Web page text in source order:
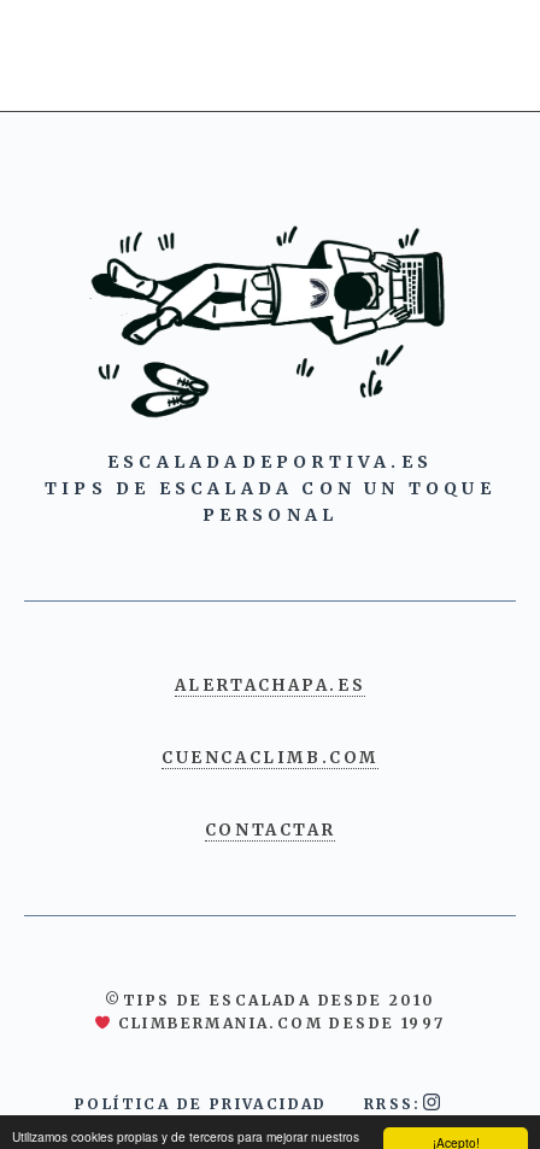
¡Acepto!
Utilizamos cookies propias y de terceros para mejorar nuestros
ESCALADADEPORTIVA.ES
TIPS DE ESCALADA CON UN TOQUE
PERSONAL
ALERTACHAPA.ES
CUENCACLIMB.COM
CONTACTAR
©TIPS DE ESCALADA DESDE 2010
CLIMBERMANIA.COM DESDE 1997
POLÍTICA DE PRIVACIDAD RRSS: